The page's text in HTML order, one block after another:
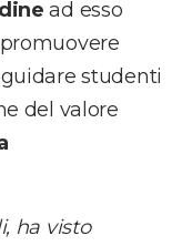
ad esso
studenti
del valore
ha visto